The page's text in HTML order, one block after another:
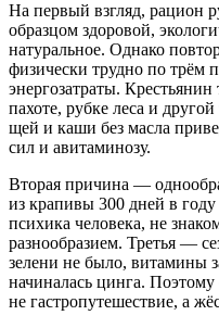
На первый взгляд, рацион
образцом здоровой,
натуральное. Однако
физически трудно по трём
энергозатраты.
пахоте, рубке леса и
щей и каши без масла
сил и авитаминозу.
Вторая причина —
из крапивы 300 дней в
психика человека, не
разнообразием. Третья —
зелени не было, витамины
начиналась цинга.
не гастропутешествие, а